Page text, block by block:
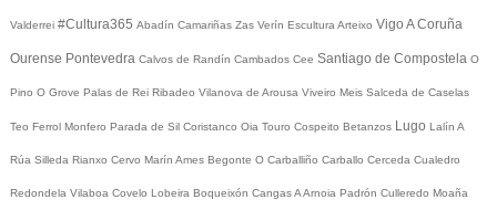
Valderrei #Cultura365 Abadín Camariñas Zas Verín Escultura Arteixo Vigo A Coruña
Ourense Pontevedra Calvos de Randín Cambados Cee Santiago de Compostela O
Pino O Grove Palas de Rei Ribadeo Vilanova de Arousa Viveiro Meis Salceda de Caselas
Teo Ferrol Monfero Parada de Sil Coristanco Oia Touro Cospeito Betanzos Lugo Lalín A
Rúa Silleda Rianxo Cervo Marín Ames Begonte O Carballiño Carballo Cerceda Cualedro
Redondela Vilaboa Covelo Lobeira Boqueixón CangasA Arnoia Padrón Culleredo Moaña